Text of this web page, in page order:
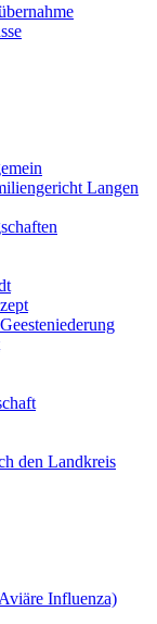
Langen
den Landkreis
Influenza)